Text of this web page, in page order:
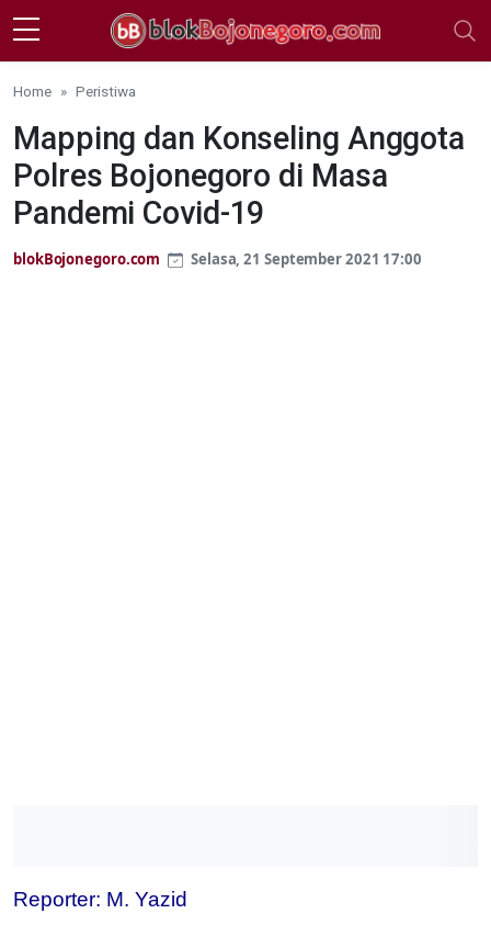
Skip to main content
Home Peristiwa
Mapping dan Konseling Anggota
Polres Bojonegoro di Masa
Pandemi Covid-19
blokBojonegoro.com Selasa, 21 September 2021 17:00
Reporter: M. Yazid